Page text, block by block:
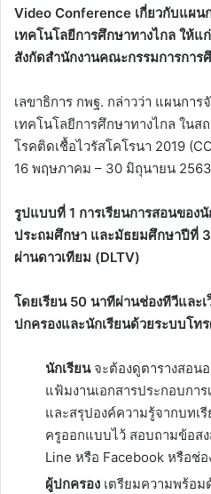
Video Conference เกี่ยวกับแผน
เทคโนโลยีการศึกษาทางไกล ให้แ
สังกัดสำนักงานคณะกรรมการกา
เลขาธิการ กพฐ. กล่าวว่า แผนการ
เทคโนโลยีการศึกษาทางไกล ใน
โรคติดเชื้อไวรัสโคโรนา 2019
16 พฤษภาคม – 30 มิถุนายน
รูปแบบที่ 1 การเรียนการสอนของ
ประถมศึกษา และมัธยมศึกษาปีที่
ผ่านดาวเทียม (DLTV)
โดยเรียน 50 นาทีผ่านช่องทีวีและ
ปกครองและนักเรียนด้วยระบบโท
นักเรียนจะต้องดูตารางสอน
แฟ้มงานเอกสารประกอบกา
และสรุปองค์ความรู้จากบทเ
ครูออกแบบไว้ สอบถามข้อส
Line หรือ Facebook หรือช่อ
ผู้ปกครอง เตรียมความพร้อ